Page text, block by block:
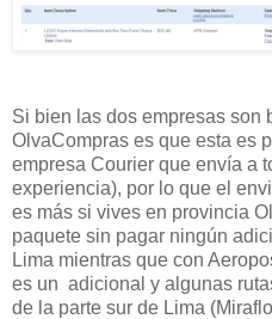
Si bien las dos empresas son
OlvaCompras es que esta es
empresa Courier que envía a
experiencia), por lo que el
es más si vives en provincia
paquete sin pagar ningún
Lima mientras que con
es un adicional y algunas
de la parte sur de Lima